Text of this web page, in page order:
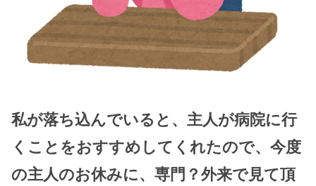
私が落ち込んでいると、主人が病院に行
くことをおすすめしてくれたので、今度
の主人のお休みに、専門？外来で見て頂